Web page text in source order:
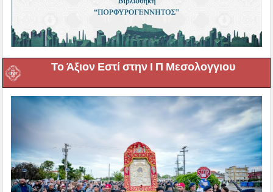
Το Άξιον Εστί στην Ι Π Μεσολογγιου